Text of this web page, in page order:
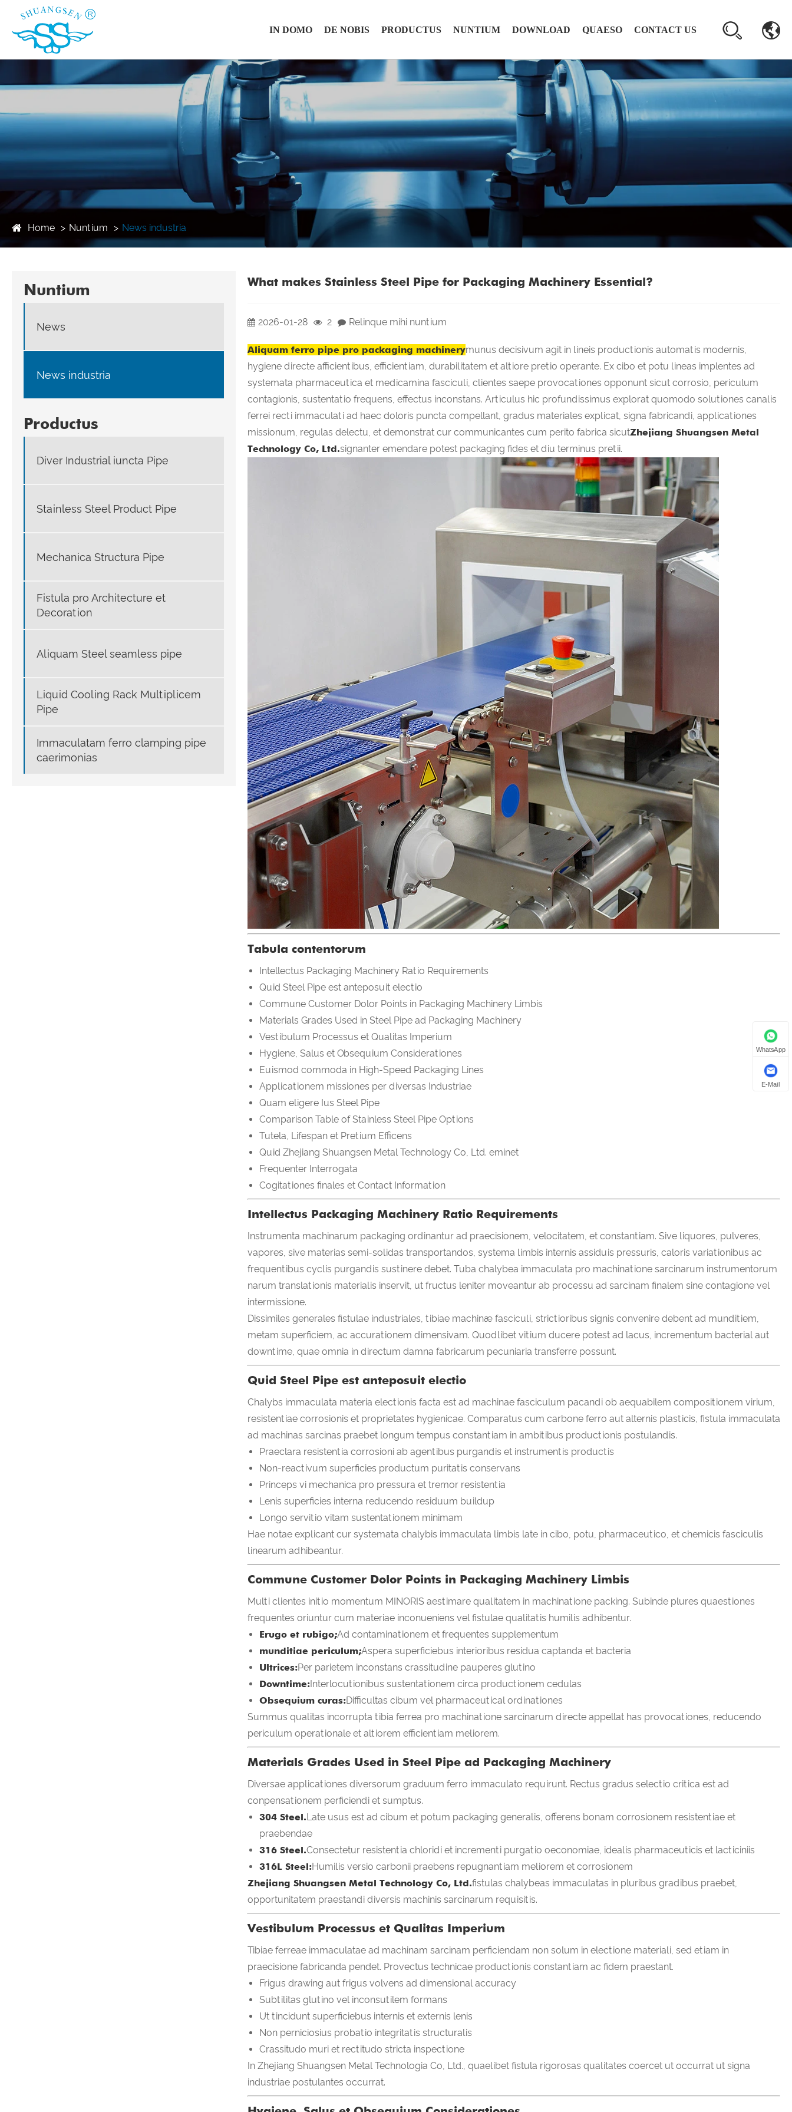
IN DOMO DE NOBIS PRODUCTUS NUNTIUM DOWNLOAD QUAESO CONTACT US
Home Nuntium News industria
Nuntium
News
News industria
Productus
Diver Industrial iuncta Pipe
Stainless Steel Product Pipe
Mechanica Structura Pipe
Fistula pro Architecture et
Decoration
Aliquam Steel seamless pipe
Liquid Cooling Rack Multiplicem
Pipe
Immaculatam ferro clamping pipe
caerimonias
What makes Stainless Steel Pipe for Packaging Machinery Essential?
2026-01-28 2 Relinque mihi nuntium
Aliquam ferro pipe pro packaging machinerymunus decisivum agit in lineis productionis automatis modernis,
hygiene directe afficientibus, efficientiam, durabilitatem et altiore pretio operante. Ex cibo et potu lineas implentes ad
systemata pharmaceutica et medicamina fasciculi, clientes saepe provocationes opponunt sicut corrosio, periculum
contagionis, sustentatio frequens, effectus inconstans. Articulus hic profundissimus explorat quomodo solutiones canalis
ferrei recti immaculati ad haec doloris puncta compellant, gradus materiales explicat, signa fabricandi, applicationes
missionum, regulas delectu, et demonstrat cur communicantes cum perito fabrica sicutZhejiang Shuangsen Metal
Technology Co, Ltd.signanter emendare potest packaging fides et diu terminus pretii.
Tabula contentorum
Intellectus Packaging Machinery Ratio Requirements
Quid Steel Pipe est anteposuit electio
Commune Customer Dolor Points in Packaging Machinery Limbis
Materials Grades Used in Steel Pipe ad Packaging Machinery
Vestibulum Processus et Qualitas Imperium
Hygiene, Salus et Obsequium Considerationes
Euismod commoda in High-Speed ​​Packaging Lines
Applicationem missiones per diversas Industriae
Quam eligere Ius Steel Pipe
Comparison Table of Stainless Steel Pipe Options
Tutela, Lifespan et Pretium Efficens
Quid Zhejiang Shuangsen Metal Technology Co, Ltd. eminet
Frequenter Interrogata
Cogitationes finales et Contact Information
Intellectus Packaging Machinery Ratio Requirements
Instrumenta machinarum packaging ordinantur ad praecisionem, velocitatem, et constantiam. Sive liquores, pulveres,
vapores, sive materias semi-solidas transportandos, systema limbis internis assiduis pressuris, caloris variationibus ac
frequentibus cyclis purgandis sustinere debet. Tuba chalybea immaculata pro machinatione sarcinarum instrumentorum
narum translationis materialis inservit, ut fructus leniter moveantur ab processu ad sarcinam finalem sine contagione vel
intermissione.
Dissimiles generales fistulae industriales, tibiae machinæ fasciculi, strictioribus signis convenire debent ad munditiem,
metam superficiem, ac accurationem dimensivam. Quodlibet vitium ducere potest ad lacus, incrementum bacterial aut
downtime, quae omnia in directum damna fabricarum pecuniaria transferre possunt.
Quid Steel Pipe est anteposuit electio
Chalybs immaculata materia electionis facta est ad machinae fasciculum pacandi ob aequabilem compositionem virium,
resistentiae corrosionis et proprietates hygienicae. Comparatus cum carbone ferro aut alternis plasticis, fistula immaculata
ad machinas sarcinas praebet longum tempus constantiam in ambitibus productionis postulandis.
Praeclara resistentia corrosioni ab agentibus purgandis et instrumentis productis
Non-reactivum superficies productum puritatis conservans
Princeps vi mechanica pro pressura et tremor resistentia
Lenis superficies interna reducendo residuum buildup
Longo servitio vitam sustentationem minimam
Hae notae explicant cur systemata chalybis immaculata limbis late in cibo, potu, pharmaceutico, et chemicis fasciculis
linearum adhibeantur.
Commune Customer Dolor Points in Packaging Machinery Limbis
Multi clientes initio momentum MINORIS aestimare qualitatem in machinatione packing. Subinde plures quaestiones
frequentes oriuntur cum materiae inconueniens vel fistulae qualitatis humilis adhibentur.
Erugo et rubigo;Ad contaminationem et frequentes supplementum
munditiae periculum;Aspera superficiebus interioribus residua captanda et bacteria
Ultrices:Per parietem inconstans crassitudine pauperes glutino
Downtime:Interlocutionibus sustentationem circa productionem cedulas
Obsequium curas:Difficultas cibum vel pharmaceutical ordinationes
Summus qualitas incorrupta tibia ferrea pro machinatione sarcinarum directe appellat has provocationes, reducendo
periculum operationale et altiorem efficientiam meliorem.
Materials Grades Used in Steel Pipe ad Packaging Machinery
Diversae applicationes diversorum graduum ferro immaculato requirunt. Rectus gradus selectio critica est ad
conpensationem perficiendi et sumptus.
304 Steel.Late usus est ad cibum et potum packaging generalis, offerens bonam corrosionem resistentiae et
praebendae
316 Steel.Consectetur resistentia chloridi et incrementi purgatio oeconomiae, idealis pharmaceuticis et lacticiniis
316L Steel:Humilis versio carbonii praebens repugnantiam meliorem et corrosionem
Zhejiang Shuangsen Metal Technology Co, Ltd.fistulas chalybeas immaculatas in pluribus gradibus praebet,
opportunitatem praestandi diversis machinis sarcinarum requisitis.
Vestibulum Processus et Qualitas Imperium
Tibiae ferreae immaculatae ad machinam sarcinam perficiendam non solum in electione materiali, sed etiam in
praecisione fabricanda pendet. Provectus technicae productionis constantiam ac fidem praestant.
Frigus drawing aut frigus volvens ad dimensional accuracy
Subtilitas glutino vel inconsutilem formans
Ut tincidunt superficiebus internis et externis lenis
Non perniciosius probatio integritatis structuralis
Crassitudo muri et rectitudo stricta inspectione
In Zhejiang Shuangsen Metal Technologia Co, Ltd., quaelibet fistula rigorosas qualitates coercet ut occurrat ut signa
industriae postulantes occurrat.
WhatsApp
E-Mail